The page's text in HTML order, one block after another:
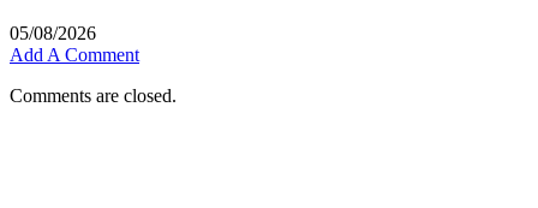
05/08/2026
Add A Comment
Comments are closed.